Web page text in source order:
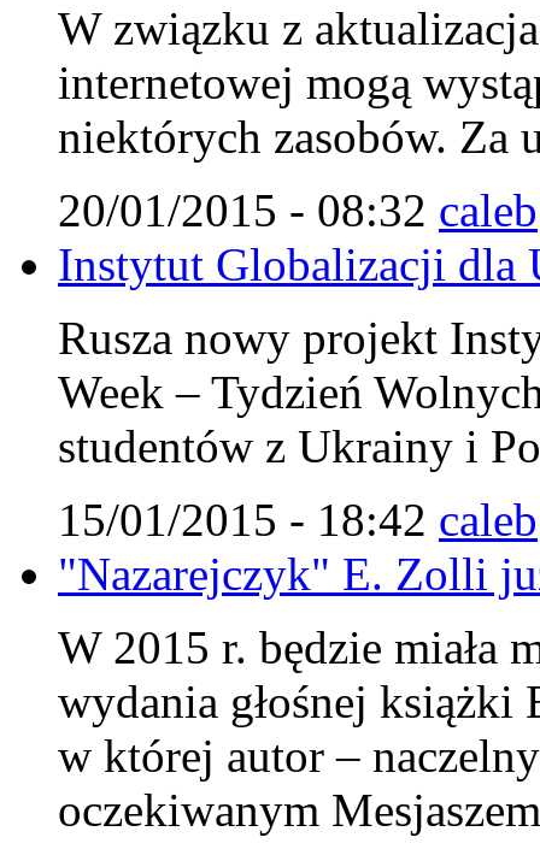
W związku z
internetowej mogą
niektórych zasobów. Za
20/01/2015 - 08:32 caleb
Instytut Globalizacji dla
Rusza nowy projekt
Week – Tydzień
studentów z Ukrainy i
15/01/2015 - 18:42 caleb
"Nazarejczyk" E. Zolli
W 2015 r. będzie miała
wydania głośnej
w której autor –
oczekiwanym